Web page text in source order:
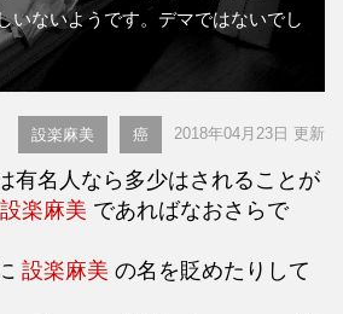
いないようです。デマではないでし
設楽麻美 癌 2018年04月23日 更新
有名人なら多少はされることが
設楽麻美 であればなおさらで
設楽麻美 の名を貶めたりして